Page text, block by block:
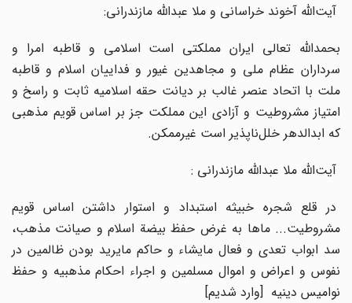
آیت‌الله‌ آخوند خراسانی‌ و ملا عبدالله‌ مازندرانی‌:
بحمدالله‌ تعالی‌ ایران‌ مملکتی‌ است‌ اسلامی‌ و قاطبه‌ امرا و
سرداران‌ عظام‌ ملی‌ و مجاهدین‌ غیور و فداییان‌ اسلام‌ و قاطبه‌
ملت‌ با اتحاد عنصر غالب‌ بر دیانت‌ حقه‌ اسلامیه‌ ثابت‌ و راسخ‌ و
امتیاز مشروطیت‌ و آزادی‌ این‌ مملکت‌ جز بر اساس‌ قویم‌ مذهبی‌
که‌ ابدالدهر خلل‌ناپذیر است‌ غیرممکن‌.
آیت‌الله‌ ملا عبدالله‌ مازندرانی‌ :
در قلع‌ شجره‌ خبیثه‌ استبداد و استوار داشتن‌ اساس‌ قویم‌
مشروطیت‌... ماها به‌ غرض‌ حفظ‌ بیضة‌ اسلام‌ و صیانت‌ مذهب‌،
سد ابواب‌ تعدی‌ و فعال‌ مایشاء و حاکم‌ مایرید بودن‌ ظالمین‌ در
نفوس‌ و اعراض‌ و اموال‌ مسلمین‌ و اجراء احکام‌ مذهبیه‌ و حفظ‌
نوامیس‌ دینیه‌] وارد شدیم‌[